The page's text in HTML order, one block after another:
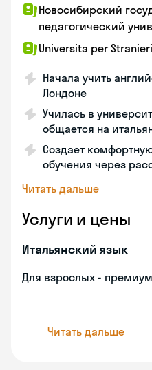
Новосибирский
педагогический
Universita per
Начала учить
Лондоне
Училась в
общается на
Создает
обучения через
Читать дальше
Услуги и цены
Итальянский язык
Для взрослых - премиум
Читать дальше